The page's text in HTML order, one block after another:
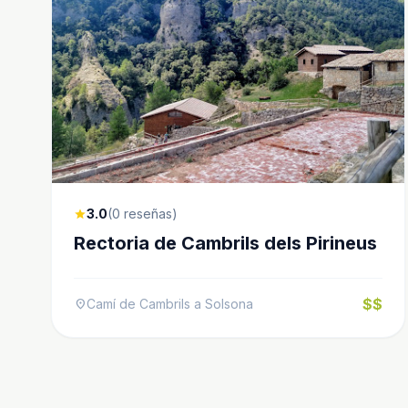
star3.0(0 reseñas)
Rectoria de Cambrils dels Pirineus
location_onCamí de Cambrils a Solsona $$